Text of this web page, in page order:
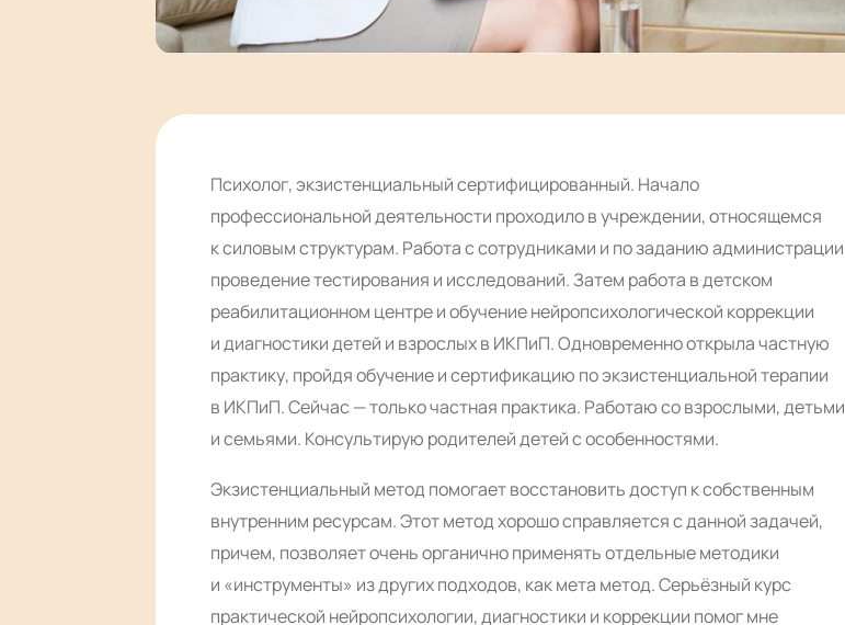
Психолог, экзистенциальный сертифицированный. Начало
профессиональной деятельности проходило в учреждении, относящемся
к силовым структурам. Работа с сотрудниками и по заданию администрации
проведение тестирования и исследований. Затем работа в детском
реабилитационном центре и обучение нейропсихологической коррекции
и диагностики детей и взрослых в ИКПиП. Одновременно открыла частную
практику, пройдя обучение и сертификацию по экзистенциальной терапии
в ИКПиП. Сейчас — только частная практика. Работаю со взрослыми, детьми
и семьями. Консультирую родителей детей с особенностями.
Экзистенциальный метод помогает восстановить доступ к собственным
внутренним ресурсам. Этот метод хорошо справляется с данной задачей,
причем, позволяет очень органично применять отдельные методики
и «инструменты» из других подходов, как мета метод. Серьёзный курс
практической нейропсихологии, диагностики и коррекции помог мне